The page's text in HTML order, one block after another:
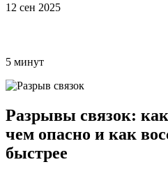
12 сен 2025
5 минут
Разрывы связок: как
чем опасно и как
быстрее